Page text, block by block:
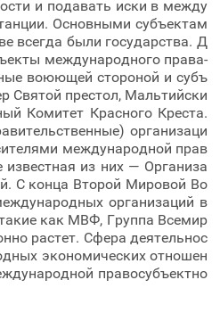
и подавать иски в между
Основными субъектам
всегда были государства. Д
международного права-
воюющей стороной и субъ
Святой престол, Мальтийски
Комитет Красного Креста.
организаци
международной прав
известная из них — Организа
С конца Второй Мировой Во
организаций в
как МВФ, Группа Всемир
растет. Сфера деятельнос
экономических отношен
правосубъектно